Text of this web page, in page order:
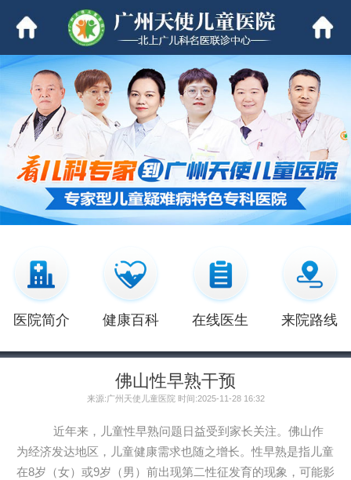
医院简介 健康百科 在线医生 来院路线
佛山性早熟干预
来源:广州天使儿童医院 时间:2025-11-28 16:32
近年来，儿童性早熟问题日益受到家长关注。佛山作
为经济发达地区，儿童健康需求也随之增长。性早熟是指儿童
在8岁（女）或9岁（男）前出现第二性征发育的现象，可能影